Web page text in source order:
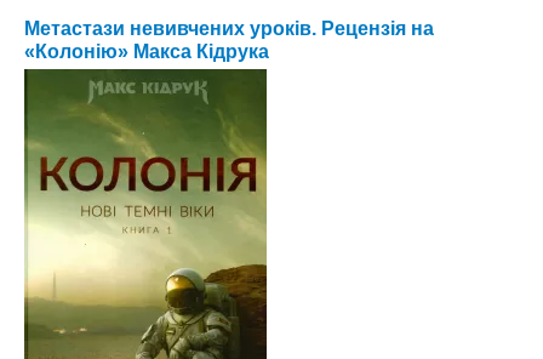
Метастази невивчених уроків. Рецензія на
«Колонію» Макса Кідрука